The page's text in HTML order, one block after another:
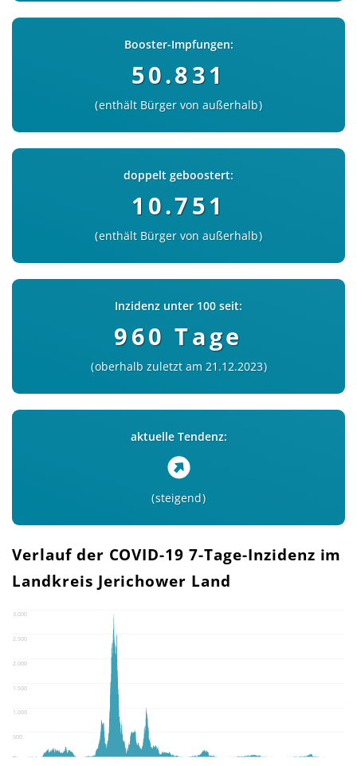
Booster-Impfungen:
50.831
enthält Bürger von außerhalb
doppelt geboostert:
10.751
enthält Bürger von außerhalb
Inzidenz unter 100 seit:
960 Tage
oberhalb zuletzt am 21.12.2023
aktuelle Tendenz:
steigend
Verlauf der COVID-19 7-Tage-Inzidenz im
Landkreis Jerichower Land
500
1.000
1.500
2.000
2.500
3.000